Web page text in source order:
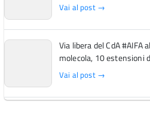
Vai al post →
Via libera del CdA #AIFA
molecola, 10 estensioni
Vai al post →